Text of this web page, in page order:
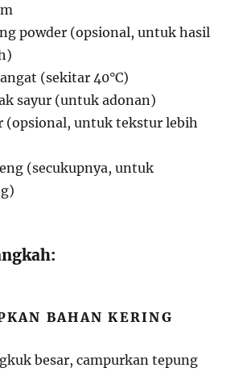
powder (opsional, untuk hasil
(sekitar 40°C)
sayur (untuk adonan)
(opsional, untuk tekstur lebih
(secukupnya, untuk
BAHAN KERING
besar, campurkan tepung